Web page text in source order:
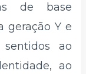
de base
geração Y e
ao
ao